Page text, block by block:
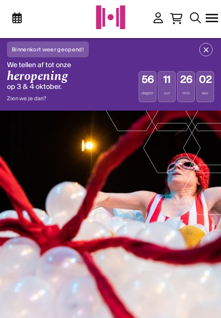
Binnenkort weer geopend!
We tellen af tot onze
heropening
op 3 & 4 oktober.
Zien we je dan?
56
dagen
: 11
uur
: 26
min
: 02
sec